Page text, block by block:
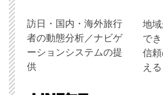
訪日・国内・海外旅行
者の動態分析／ナビゲ
ーションシステムの提
供
地
で
信
える